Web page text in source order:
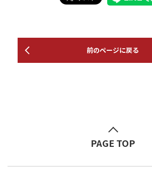
前のページに戻る
PAGE TOP